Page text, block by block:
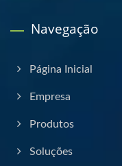
Navegação
Página Inicial
Empresa
Produtos
Soluções